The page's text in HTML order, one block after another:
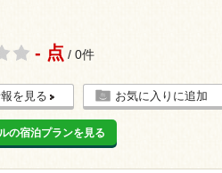
- 点 / 0件
を見る お気に入りに追加
の宿泊プランを見る